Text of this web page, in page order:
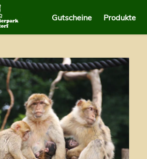
Gutscheine Produkte